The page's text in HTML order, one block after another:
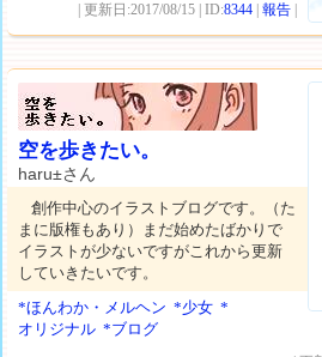
| 更新日:2017/08/15 | ID:8344 |報告
空を歩きたい。
haru±さん
創作中心のイラストブログです。（た
まに版権もあり）まだ始めたばかりで
イラストが少ないですがこれから更新
していきたいです。
*ほんわか・メルヘン *少女 *
オリジナル *ブログ